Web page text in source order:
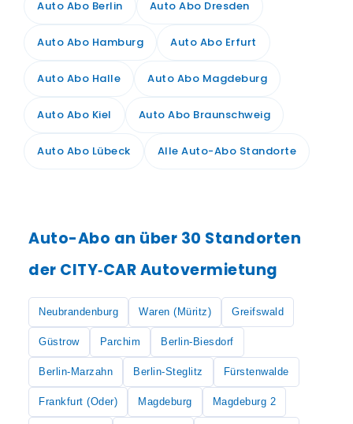
Auto Abo Berlin Auto Abo Dresden
Auto Abo Hamburg Auto Abo Erfurt
Auto Abo Halle Auto Abo Magdeburg
Auto Abo Kiel Auto Abo Braunschweig
Auto Abo Lübeck Alle Auto-Abo Standorte
Auto-Abo an über 30 Standorten
der CITY‑CAR Autovermietung
Neubrandenburg Waren (Müritz) Greifswald
Güstrow Parchim Berlin-Biesdorf
Berlin-Marzahn Berlin-Steglitz Fürstenwalde
Frankfurt (Oder) Magdeburg Magdeburg 2